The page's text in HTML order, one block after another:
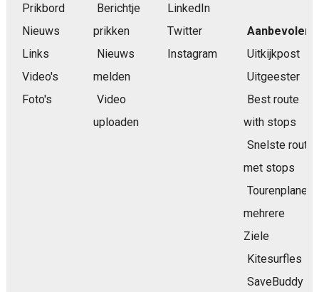
Prikbord
Nieuws
Links
Video's
Foto's
Berichtje
prikken
Nieuws
melden
Video
uploaden
LinkedIn
Twitter
Instagram
Aanbevolen
Uitkijkpost
Uitgeester
Best route
with stops
Snelste route
met stops
Tourenplaner
mehrere
Ziele
Kitesurfles
SaveBuddy